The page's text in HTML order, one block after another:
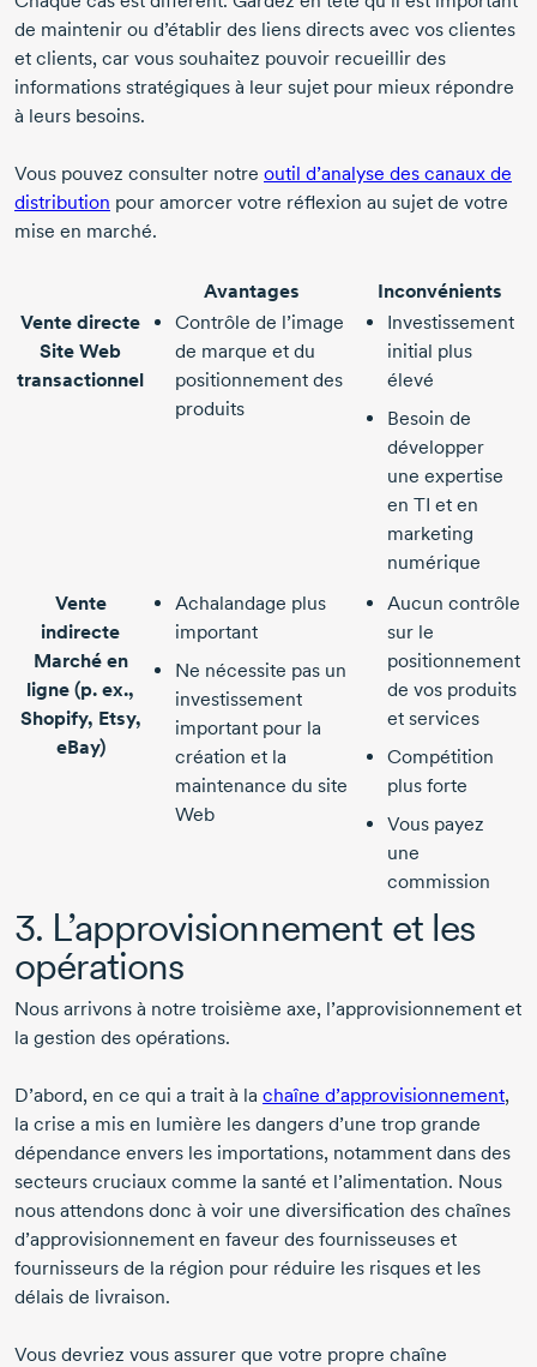
de maintenir ou d’établir des liens directs avec vos clientes
et clients, car vous souhaitez pouvoir recueillir des
informations stratégiques à leur sujet pour mieux répondre
à leurs besoins.
Vous pouvez consulter notre outil d’analyse des canaux de
distribution pour amorcer votre réflexion au sujet de votre
mise en marché.
Avantages
Inconvénients
Vente directe
Site Web
transactionnel
Contrôle de l’image
de marque et du
positionnement des
produits
Investissement
initial plus
élevé
Besoin de
développer
une expertise
en TI et en
marketing
numérique
Vente
indirecte
Marché en
ligne (p. ex.,
Shopify, Etsy,
eBay)
Achalandage plus
important
Ne nécessite pas un
investissement
important pour la
création et la
maintenance du site
Web
Aucun contrôle
sur le
positionnement
de vos produits
et services
Compétition
plus forte
Vous payez
une
commission
3. L’approvisionnement et les
opérations
Nous arrivons à notre troisième axe, l’approvisionnement et
la gestion des opérations.
D’abord, en ce qui a trait à la chaîne d’approvisionnement,
la crise a mis en lumière les dangers d’une trop grande
dépendance envers les importations, notamment dans des
secteurs cruciaux comme la santé et l’alimentation. Nous
nous attendons donc à voir une diversification des chaînes
d’approvisionnement en faveur des fournisseuses et
fournisseurs de la région pour réduire les risques et les
délais de livraison.
Vous devriez vous assurer que votre propre chaîne